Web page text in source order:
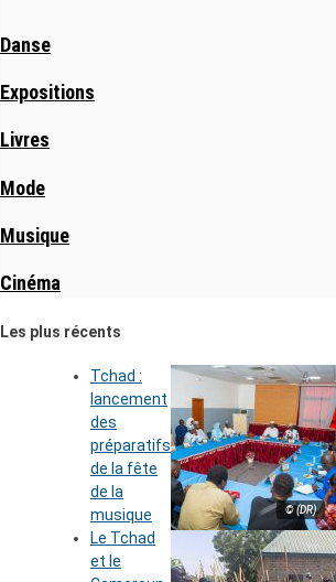
Danse
Expositions
Livres
Mode
Musique
Cinéma
Les plus récents
© (DR)
Tchad :
lancement
des
préparatifs
de la fête
de la
musique
Le Tchad
et le